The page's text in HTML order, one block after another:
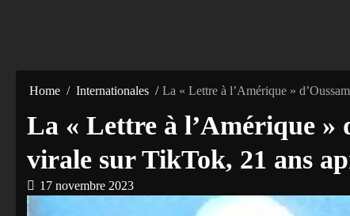
Home Internationales La « Lettre à l’Amérique »
La « Lettre à l’Amérique »
virale sur TikTok, 21 ans
17 novembre 2023